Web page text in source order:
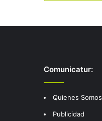
Comunicatur:
Quienes Somos
Publicidad